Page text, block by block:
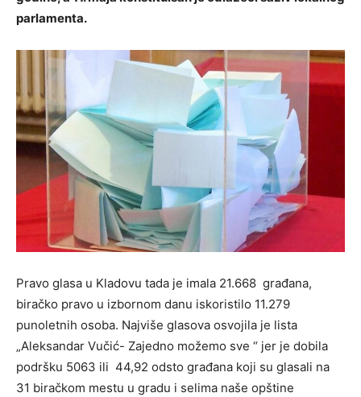
parlamenta.
Pravo glasa u Kladovu tada je imala 21.668 građana,
biračko pravo u izbornom danu iskoristilo 11.279
punoletnih osoba. Najviše glasova osvojila je lista
„Aleksandar Vučić- Zajedno možemo sve “ jer je dobila
podršku 5063 ili 44,92 odsto građana koji su glasali na
31 biračkom mestu u gradu i selima naše opštine